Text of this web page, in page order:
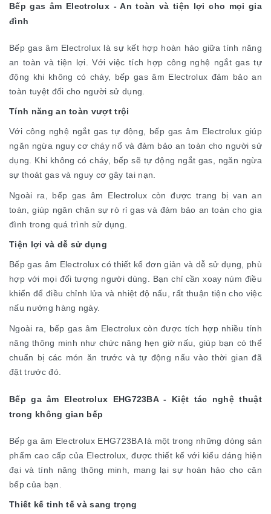
Bếp gas âm Electrolux - An toàn và tiện lợi cho mọi gia
đình
Bếp gas âm Electrolux là sự kết hợp hoàn hảo giữa tính năng
an toàn và tiện lợi. Với việc tích hợp công nghệ ngắt gas tự
động khi không có cháy, bếp gas âm Electrolux đảm bảo an
toàn tuyệt đối cho người sử dụng.
Tính năng an toàn vượt trội
Với công nghệ ngắt gas tự động, bếp gas âm Electrolux giúp
ngăn ngừa nguy cơ cháy nổ và đảm bảo an toàn cho người sử
dụng. Khi không có cháy, bếp sẽ tự động ngắt gas, ngăn ngừa
sự thoát gas và nguy cơ gây tai nạn.
Ngoài ra, bếp gas âm Electrolux còn được trang bị van an
toàn, giúp ngăn chặn sự rò rỉ gas và đảm bảo an toàn cho gia
đình trong quá trình sử dụng.
Tiện lợi và dễ sử dụng
Bếp gas âm Electrolux có thiết kế đơn giản và dễ sử dụng, phù
hợp với mọi đối tượng người dùng. Bạn chỉ cần xoay núm điều
khiển để điều chỉnh lửa và nhiệt độ nấu, rất thuận tiện cho việc
nấu nướng hàng ngày.
Ngoài ra, bếp gas âm Electrolux còn được tích hợp nhiều tính
năng thông minh như chức năng hẹn giờ nấu, giúp bạn có thể
chuẩn bị các món ăn trước và tự động nấu vào thời gian đã
đặt trước đó.
Bếp ga âm Electrolux EHG723BA - Kiệt tác nghệ thuật
trong không gian bếp
Bếp ga âm Electrolux EHG723BA là một trong những dòng sản
phẩm cao cấp của Electrolux, được thiết kế với kiểu dáng hiện
đại và tính năng thông minh, mang lại sự hoàn hảo cho căn
bếp của bạn.
Thiết kế tinh tế và sang trọng